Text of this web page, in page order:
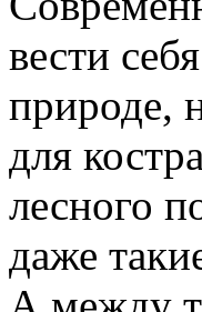
вести
природе,
для
лесного
даже